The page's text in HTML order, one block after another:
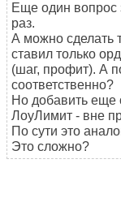
Еще один вопрос
раз.
А можно сделать
ставил только
(шаг, профит). А
соответственно?
Но добавить еще
ЛоуЛимит - вне
По сути это
Это сложно?